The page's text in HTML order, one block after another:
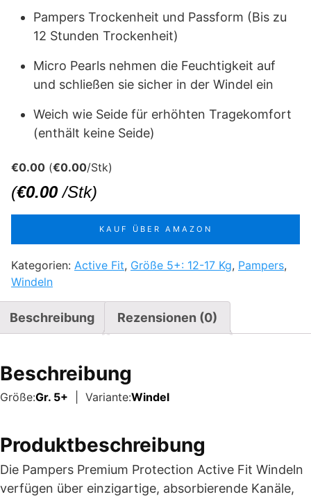
Pampers Trockenheit und Passform (Bis zu
12 Stunden Trockenheit)
Micro Pearls nehmen die Feuchtigkeit auf
und schließen sie sicher in der Windel ein
Weich wie Seide für erhöhten Tragekomfort
(enthält keine Seide)
€0.00 (€0.00/Stk)
(€0.00 /Stk)
KAUF ÜBER AMAZON
Kategorien: Active Fit, Größe 5+: 12-17 Kg, Pampers,
Windeln
Beschreibung Rezensionen (0)
Beschreibung
Größe:Gr. 5+ | Variante:Windel
Produktbeschreibung
Die Pampers Premium Protection Active Fit Windeln
verfügen über einzigartige, absorbierende Kanäle,